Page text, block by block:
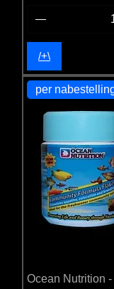
/+\
per
Ocean Nutrition